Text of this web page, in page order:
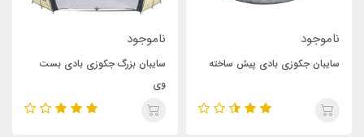
ناموجود
سایبان جکوزی بادی پیش ساخته
ناموجود
سایبان بزرگ جکوزی بادی بست
وی